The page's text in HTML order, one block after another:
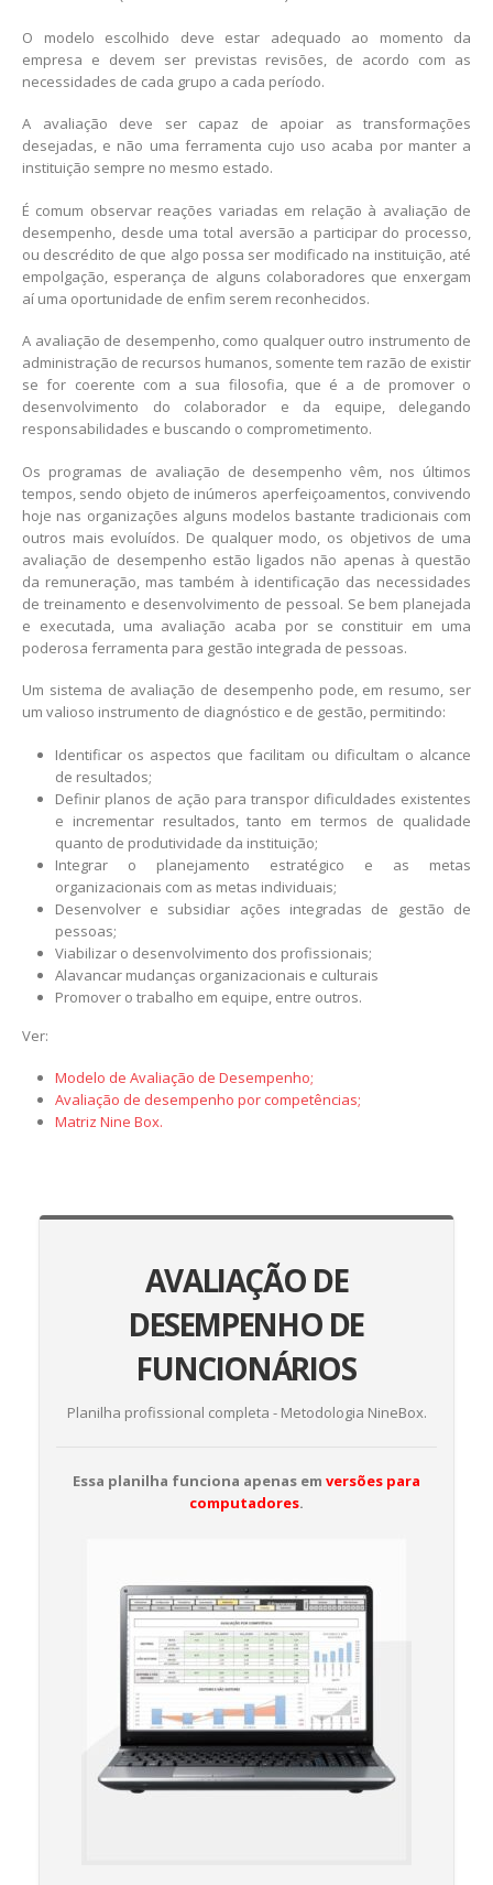
O modelo escolhido deve estar adequado ao momento da
empresa e devem ser previstas revisões, de acordo com as
necessidades de cada grupo a cada período.
A avaliação deve ser capaz de apoiar as transformações
desejadas, e não uma ferramenta cujo uso acaba por manter a
instituição sempre no mesmo estado.
É comum observar reações variadas em relação à avaliação de
desempenho, desde uma total aversão a participar do processo,
ou descrédito de que algo possa ser modificado na instituição, até
empolgação, esperança de alguns colaboradores que enxergam
aí uma oportunidade de enfim serem reconhecidos.
A avaliação de desempenho, como qualquer outro instrumento de
administração de recursos humanos, somente tem razão de existir
se for coerente com a sua filosofia, que é a de promover o
desenvolvimento do colaborador e da equipe, delegando
responsabilidades e buscando o comprometimento.
Os programas de avaliação de desempenho vêm, nos últimos
tempos, sendo objeto de inúmeros aperfeiçoamentos, convivendo
hoje nas organizações alguns modelos bastante tradicionais com
outros mais evoluídos. De qualquer modo, os objetivos de uma
avaliação de desempenho estão ligados não apenas à questão
da remuneração, mas também à identificação das necessidades
de treinamento e desenvolvimento de pessoal. Se bem planejada
e executada, uma avaliação acaba por se constituir em uma
poderosa ferramenta para gestão integrada de pessoas.
Um sistema de avaliação de desempenho pode, em resumo, ser
um valioso instrumento de diagnóstico e de gestão, permitindo:
Identificar os aspectos que facilitam ou dificultam o alcance
de resultados;
Definir planos de ação para transpor dificuldades existentes
e incrementar resultados, tanto em termos de qualidade
quanto de produtividade da instituição;
Integrar o planejamento estratégico e as metas
organizacionais com as metas individuais;
Desenvolver e subsidiar ações integradas de gestão de
pessoas;
Viabilizar o desenvolvimento dos profissionais;
Alavancar mudanças organizacionais e culturais
Promover o trabalho em equipe, entre outros.
Ver:
Modelo de Avaliação de Desempenho;
Avaliação de desempenho por competências;
Matriz Nine Box.
AVALIAÇÃO DE
DESEMPENHO DE
FUNCIONÁRIOS
Planilha profissional completa - Metodologia NineBox.
Essa planilha funciona apenas em versões para
computadores.